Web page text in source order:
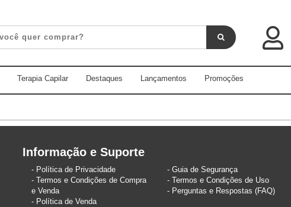
Terapia Capilar Destaques Lançamentos Promoções
Informação e Suporte
Política de Privacidade
Termos e Condições de Compra
e Venda
Política de Venda
Guia de Segurança
Termos e Condições de Uso
Perguntas e Respostas (FAQ)